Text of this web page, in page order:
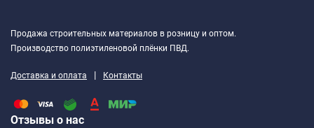
Продажа строительных материалов в розницу и оптом.
Производство полиэтиленовой плёнки ПВД.
Доставка и оплата | Контакты
Отзывы о нас